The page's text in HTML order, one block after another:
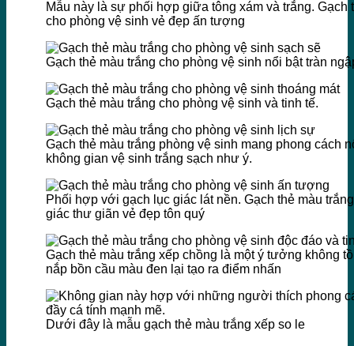
Mẫu này là sự phối hợp giữa tông xám và trắng. Gạch
cho phòng vệ sinh vẻ đẹp ấn tượng
Gạch thẻ màu trắng cho phòng vệ sinh nổi bật tràn
Gạch thẻ màu trắng cho phòng vệ sinh và tinh tế.
Gạch thẻ màu trắng phòng vệ sinh mang phong cách
không gian vệ sinh trắng sạch như ý.
Phối hợp với gạch lục giác lát nền. Gạch thẻ màu
giác thư giãn vẻ đẹp tôn quý
Gạch thẻ màu trắng xếp chồng là một ý tưởng không
nắp bồn cầu màu đen lại tạo ra điểm nhấn
Dưới đây là mẫu gạch thẻ màu trắng xếp so le